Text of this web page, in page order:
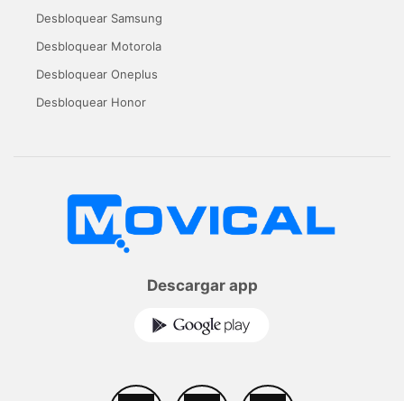
Desbloquear Samsung
Desbloquear Motorola
Desbloquear Oneplus
Desbloquear Honor
Descargar app